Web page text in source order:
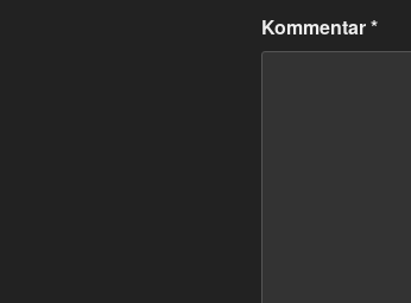
Kommentar*